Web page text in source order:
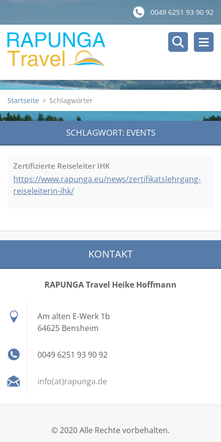
0049 6251 93 90 92
Startseite > Schlagwörter
SCHLAGWORT: EVENTS
Zertifizierte Reiseleiter IHK
https://www.rapunga.eu/news/zertifikatslehrgang-
reiseleiterin-ihk/
KONTAKT
RAPUNGA Travel Heike Hoffmann
Am alten E-Werk 1b
64625 Bensheim
0049 6251 93 90 92
info(at)rapunga.de
© 2020 Alle Rechte vorbehalten.